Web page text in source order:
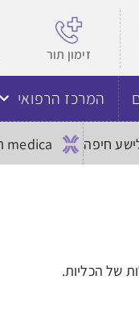
זימון תור
המרכז הרפואי
medica תל אביב
של הכליות.